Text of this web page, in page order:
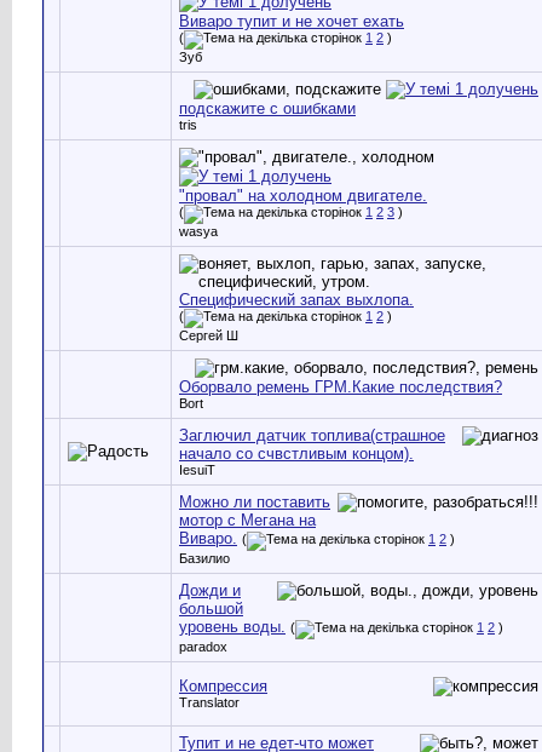
Виваро тупит и не хочет ехать
( 1 2 )
Зуб
подскажите с ошибками
tris
"провал" на холодном двигателе.
( 1 2 3 )
wasya
Специфический запах выхлопа.
( 1 2 )
Сергей Ш
Оборвало ремень ГРМ.Какие последствия?
Bort
Заглючил датчик топлива(страшное
начало со счвстливым концом).
IesuiT
Можно ли поставить
мотор с Мегана на
Виваро.
( 1 2 )
Базилио
Дожди и
большой
уровень воды.
( 1 2 )
paradox
Компрессия
Translator
Тупит и не едет-что может